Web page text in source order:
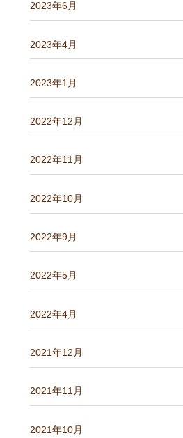
2023年6月
2023年4月
2023年1月
2022年12月
2022年11月
2022年10月
2022年9月
2022年5月
2022年4月
2021年12月
2021年11月
2021年10月